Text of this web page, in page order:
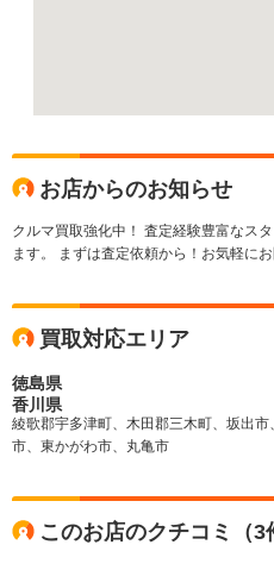
お店からのお知らせ
クルマ買取強化中！ 査定経験豊富なス
ます。 まずは査定依頼から！お気軽に
買取対応エリア
徳島県
香川県
綾歌郡宇多津町、木田郡三木町、坂出
市、東かがわ市、丸亀市
このお店のクチコミ（3